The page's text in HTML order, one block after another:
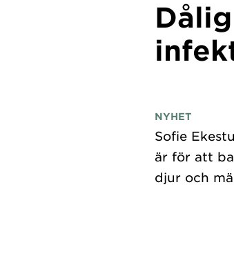
NYHET
Sofie
är för att